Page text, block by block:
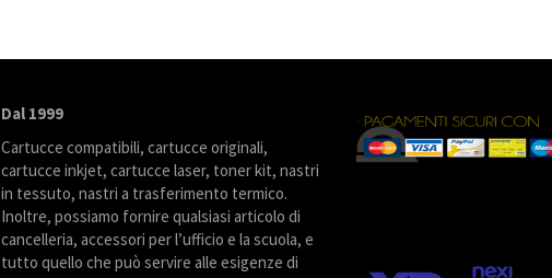
Dal 1999
Cartucce compatibili, cartucce originali,
cartucce inkjet, cartucce laser, toner kit, nastri
in tessuto, nastri a trasferimento termico.
Inoltre, possiamo fornire qualsiasi articolo di
cancelleria, accessori per l’ufficio e la scuola, e
tutto quello che può servire alle esigenze di